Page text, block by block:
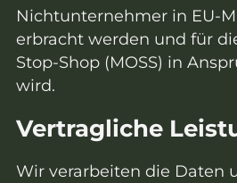
Nichtunternehmer in EU-
erbracht werden und für
Stop-Shop (MOSS) in
wird.
Vertragliche
Wir verarbeiten die Daten